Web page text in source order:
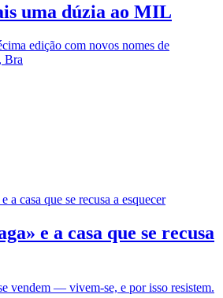
uma dúzia ao MIL
edição com novos nomes de
Bra
e a casa que se recusa
vendem — vivem-se, e por isso resistem.